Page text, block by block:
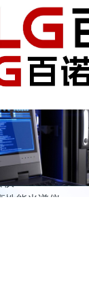
光谱仪
仪
性能光谱仪